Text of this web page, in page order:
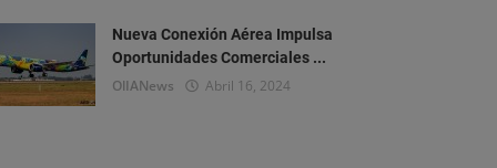
Nueva Conexión Aérea Impulsa
Oportunidades Comerciales ...
OlIANews Abril 16, 2024